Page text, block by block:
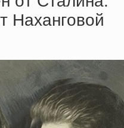
Нaхaнгoвoй